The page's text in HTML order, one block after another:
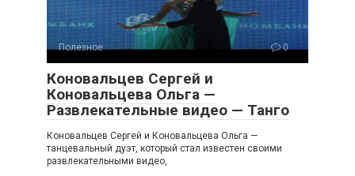
Полезное 0
Коновальцев Сергей и
Коновальцева Ольга —
Развлекательные видео — Танго
Коновальцев Сергей и Коновальцева Ольга —
танцевальный дуэт, который стал известен своими
развлекательными видео,